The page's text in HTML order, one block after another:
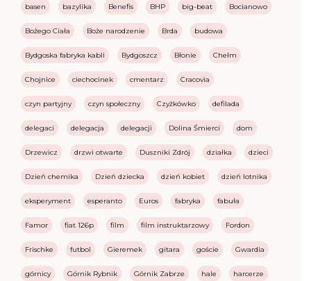
basen bazylika Benefis BHP big-beat Bocianowo
Bożego Ciała Boże narodzenie Brda budowa
Bydgoska fabryka kabli Bydgoszcz Błonie Chełm
Chojnice ciechocinek cmentarz Cracovia
czyn partyjny czyn społeczny Czyżkówko defilada
delegaci delegacja delegacji Dolina Śmierci dom
Drzewicz drzwi otwarte Duszniki Zdrój działka dzieci
Dzień chemika Dzień dziecka dzień kobiet dzień lotnika
eksperyment esperanto Euros fabryka fabuła
Famor fiat 126p film film instruktarzowy Fordon
Frischke futbol Gieremek gitara goście Gwardia
górnicy Górnik Rybnik Górnik Zabrze hale harcerze